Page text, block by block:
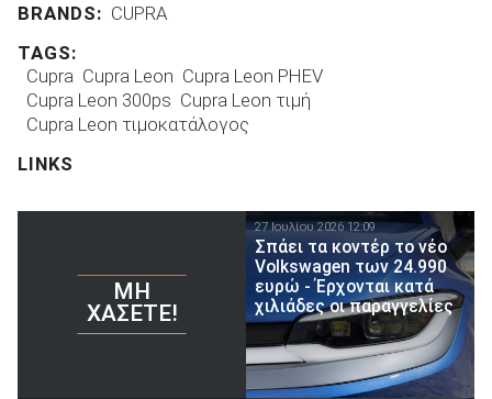
BRANDS: CUPRA
TAGS:
Cupra Cupra Leon Cupra Leon PHEV
Cupra Leon 300ps Cupra Leon τιμή
Cupra Leon τιμοκατάλογος
LINKS
ΜΗ
ΧΆΣΕΤΕ!
27 Ιουλίου 2026 12:09
Σπάει τα κοντέρ το νέο
Volkswagen των 24.990
ευρώ - Έρχονται κατά
χιλιάδες οι παραγγελίες